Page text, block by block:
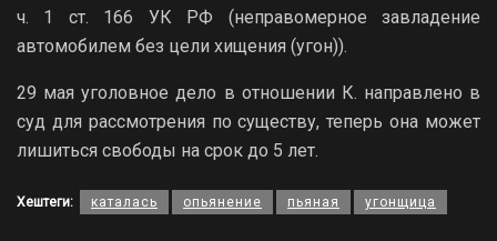
ч. 1 ст. 166 УК РФ (неправомерное завладение
автомобилем без цели хищения (угон)).
29 мая уголовное дело в отношении К. направлено в
суд для рассмотрения по существу, теперь она может
лишиться свободы на срок до 5 лет.
Хештеги: каталась опьянение пьяная угонщица